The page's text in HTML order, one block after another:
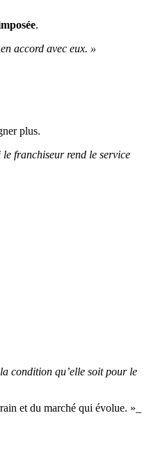
.
accord avec eux. »
plus.
le franchiseur rend le service
condition qu’elle soit pour le
et du marché qui évolue. »_